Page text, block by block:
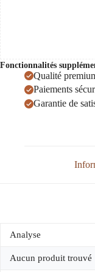
Fonctionnalités
Qualité
Paiements
Garantie de
Analyse
Aucun produit trouvé